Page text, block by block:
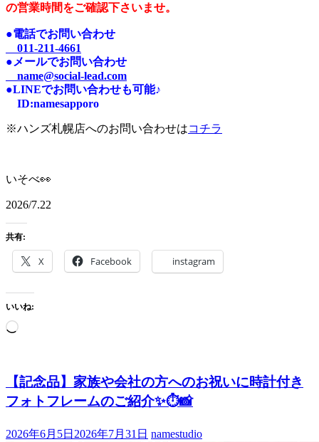
の営業時間をご確認下さいませ。
●電話でお問い合わせ
011-211-4661
●メールでお問い合わせ
name@social-lead.com
●LINEでお問い合わせも可能♪
ID:namesapporo
※ハンズ札幌店へのお問い合わせはコチラ
いそべ👀
2026/7.22
共有:
X Facebook instagram
いいね:
読
中…
【記念品】家族や会社の方へのお祝いに時計付き
フォトフレームのご紹介✨⏱📸
2026年6月5日 2026年7月31日 namestudio